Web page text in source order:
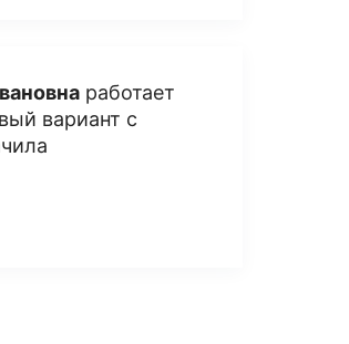
работает
вариант с